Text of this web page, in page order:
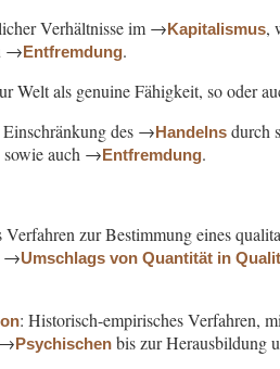
Verhältnisse im →Kapitalismus,
→Entfremdung.
Welt als genuine Fähigkeit, so oder
des →Handelns durch
sowie auch →Entfremdung.
zur Bestimmung eines
→Umschlags von Quantität in
: Historisch-empirisches Verfahren,
→Psychischen bis zur Herausbildung